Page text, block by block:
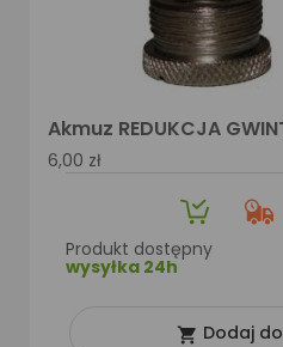
Akmuz REDUKCJA
6,00 zł
Produkt dostępny
wysyłka 24h
 Dodaj